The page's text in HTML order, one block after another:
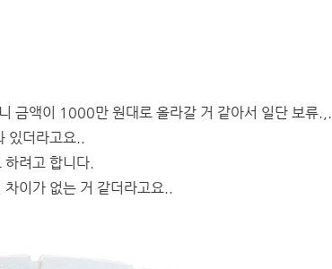
금액이 1000만 원대로 올라갈 거 같아서 일단 보류.,.
있더라고요..
하려고 합니다.
이가 없는 거 같더라고요..